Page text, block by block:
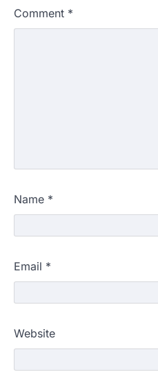
Comment *
Name *
Email *
Website